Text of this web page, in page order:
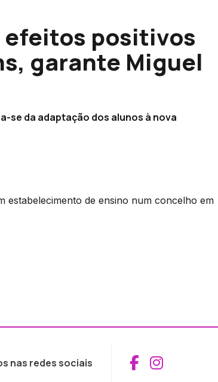
positivos
garante Miguel
se da adaptação dos alunos à nova
estabelecimento de ensino num concelho em
nas redes sociais Aceder
Aceder